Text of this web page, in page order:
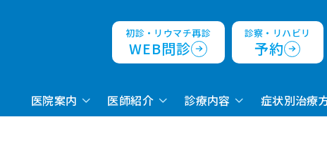
初診・リウマチ再診
WEB問診
診察・リハビリ
予約
医院案内 医師紹介 診療内容 症状別治療